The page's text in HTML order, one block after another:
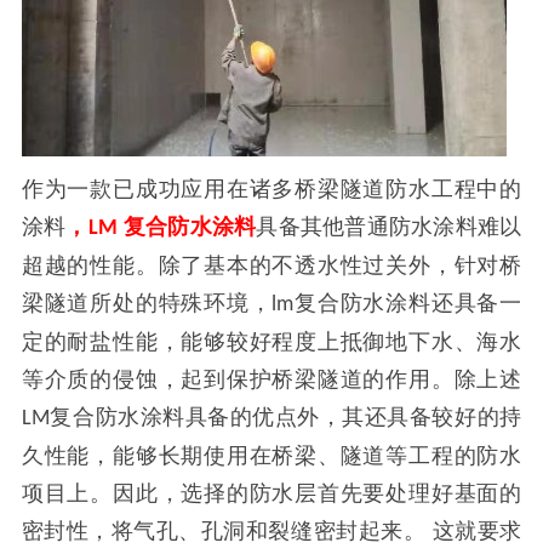
作为一款已成功应用在诸多桥梁隧道防水工程中的
涂料 ， LM 复合防水涂料具备其他普通防水涂料难以
超越的性能。除了基本的不透水性过关外，针对桥
梁隧道所处的特殊环境，
lm复合防水涂料还具备一
定的耐盐性能，能够较好程度上抵御地下水、海水
等介质的侵蚀，起到保护桥梁隧道的作用。除上述
LM复合防水涂料具备的优点外，其还具备较好的持
久性能，能够长期使用在桥梁、隧道等工程的防水
项目上。因此，选择的防水层首先要处理好基面的
密封性，将气孔、孔洞和裂缝密封起来。 这就要求